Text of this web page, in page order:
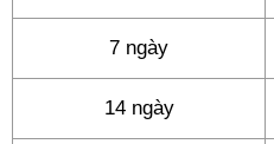
7 ngày
14 ngày